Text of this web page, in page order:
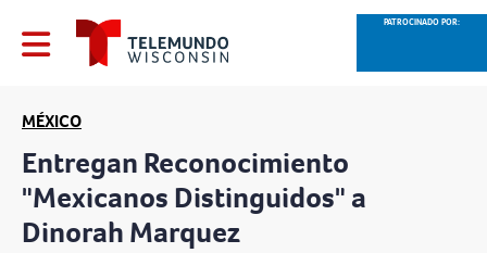
PATROCINADO POR:
MÉXICO
Entregan Reconocimiento
"Mexicanos Distinguidos" a
Dinorah Marquez